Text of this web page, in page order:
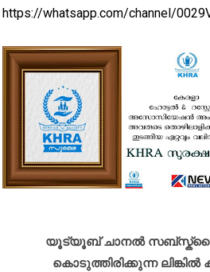
https://whatsapp.com/channel/
യൂട്യൂബ് ചാനൽ
കൊടുത്തിരിക്കുന്ന